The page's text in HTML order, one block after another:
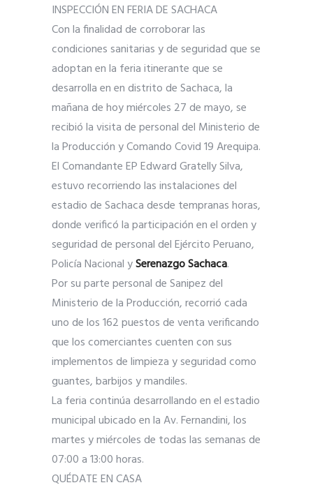
INSPECCIÓN EN FERIA DE SACHACA
Con la finalidad de corroborar las
condiciones sanitarias y de seguridad que se
adoptan en la feria itinerante que se
desarrolla en en distrito de Sachaca, la
mañana de hoy miércoles 27 de mayo, se
recibió la visita de personal del Ministerio de
la Producción y Comando Covid 19 Arequipa.
El Comandante EP Edward Gratelly Silva,
estuvo recorriendo las instalaciones del
estadio de Sachaca desde tempranas horas,
donde verificó la participación en el orden y
seguridad de personal del Ejército Peruano,
Policía Nacional ySerenazgo Sachaca.
Por su parte personal de Sanipez del
Ministerio de la Producción, recorrió cada
uno de los 162 puestos de venta verificando
que los comerciantes cuenten con sus
implementos de limpieza y seguridad como
guantes, barbijos y mandiles.
La feria continúa desarrollando en el estadio
municipal ubicado en la Av. Fernandini, los
martes y miércoles de todas las semanas de
07:00 a 13:00 horas.
QUÉDATE EN CASA